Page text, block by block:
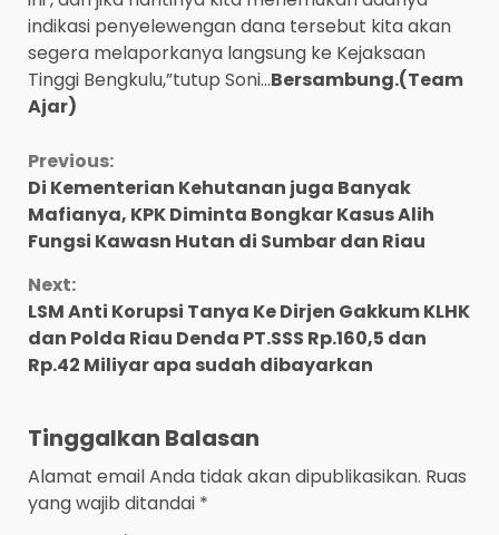
indikasi penyelewengan dana tersebut kita akan
segera melaporkanya langsung ke Kejaksaan
Tinggi Bengkulu,”tutup Soni…Bersambung.(Team
Ajar)
Continue
Reading
Previous:
Di Kementerian Kehutanan juga Banyak
Mafianya, KPK Diminta Bongkar Kasus Alih
Fungsi Kawasn Hutan di Sumbar dan Riau
Next:
LSM Anti Korupsi Tanya Ke Dirjen Gakkum KLHK
dan Polda Riau Denda PT.SSS Rp.160,5 dan
Rp.42 Miliyar apa sudah dibayarkan
Tinggalkan Balasan
Alamat email Anda tidak akan dipublikasikan. Ruas
yang wajib ditandai *